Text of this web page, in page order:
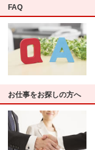
FAQ
お仕事をお探しの方へ